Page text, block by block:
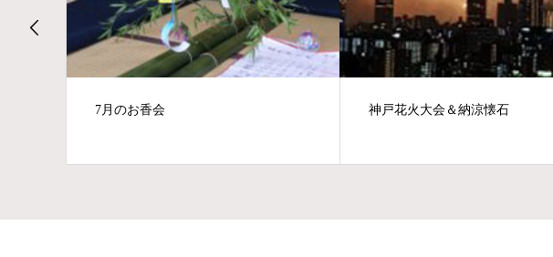
7月のお香会 神戸花火大会＆納涼懐石